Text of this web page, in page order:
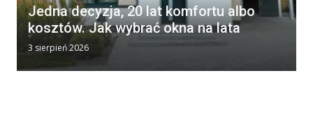
Jedna decyzja, 20 lat komfortu albo
kosztów. Jak wybrać okna na lata
3 sierpień 2026